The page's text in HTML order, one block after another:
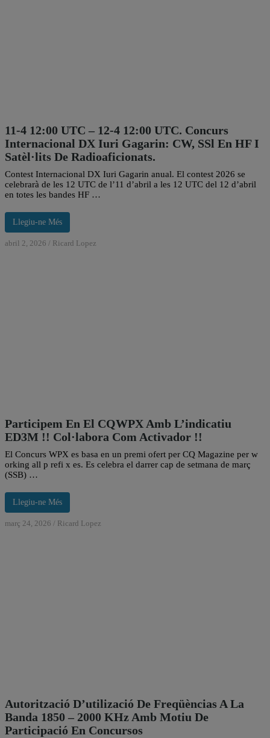
11-4 12:00 UTC – 12-4 12:00 UTC. Concurs
Internacional DX Iuri Gagarin: CW, SSl En HF I
Satèl·lits De Radioaficionats.
Contest Internacional DX Iuri Gagarin anual. El contest 2026 se
celebrarà de les 12 UTC de l’11 d’abril a les 12 UTC del 12 d’abril
en totes les bandes HF …
Llegiu-ne Més
abril 2, 2026 / Ricard Lopez
Participem En El CQWPX Amb L’indicatiu
ED3M !! Col·labora Com Activador !!
El Concurs WPX es basa en un premi ofert per CQ Magazine per w
orking all p refi x es. Es celebra el darrer cap de setmana de març
(SSB) …
Llegiu-ne Més
març 24, 2026 / Ricard Lopez
Autorització D’utilizació De Freqüèncias A La
Banda 1850 – 2000 KHz Amb Motiu De
Participació En Concursos